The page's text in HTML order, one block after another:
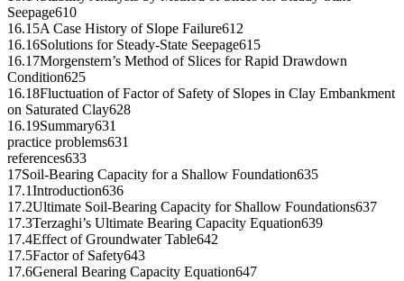
Seepage610
16.15A Case History of Slope Failure612
16.16Solutions for Steady-State Seepage615
16.17Morgenstern’s Method of Slices for Rapid Drawdown
Condition625
16.18Fluctuation of Factor of Safety of Slopes in Clay Embankment
on Saturated Clay628
16.19Summary631
practice problems631
references633
17Soil-Bearing Capacity for a Shallow Foundation635
17.1Introduction636
17.2Ultimate Soil-Bearing Capacity for Shallow Foundations637
17.3Terzaghi’s Ultimate Bearing Capacity Equation639
17.4Effect of Groundwater Table642
17.5Factor of Safety643
17.6General Bearing Capacity Equation647